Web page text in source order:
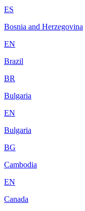
ES
Bosnia and Herzegovina
EN
Brazil
BR
Bulgaria
EN
Bulgaria
BG
Cambodia
EN
Canada